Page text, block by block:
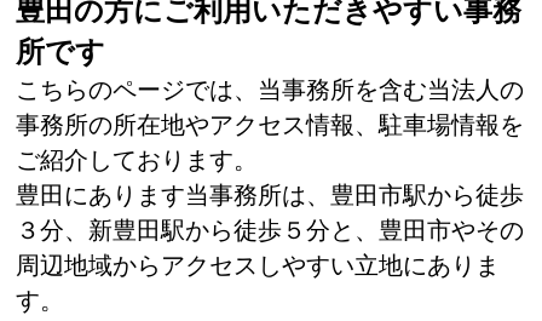
豊田の方にご利用いただきやすい事務
所です
こちらのページでは、当事務所を含む当法人の
事務所の所在地やアクセス情報、駐車場情報を
ご紹介しております。
豊田にあります当事務所は、豊田市駅から徒歩
３分、新豊田駅から徒歩５分と、豊田市やその
周辺地域からアクセスしやすい立地にありま
す。